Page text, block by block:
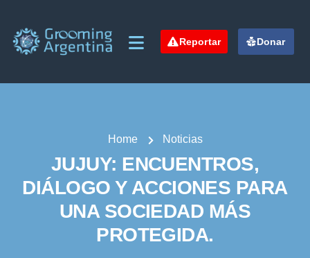
Reportar Donar
Home Noticias
JUJUY: ENCUENTROS,
DIÁLOGO Y ACCIONES PARA
UNA SOCIEDAD MÁS
PROTEGIDA.